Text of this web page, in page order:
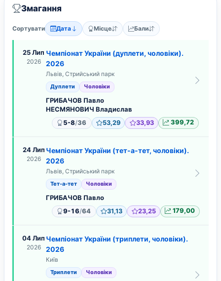
Змагання
Сортувати Дата Місце Бали
25 Лип
2026
Чемпіонат України (дуплети, чоловіки).
2026
Львів, Стрийський парк
Дуплети Чоловіки
ГРИБАЧОВ Павло
НЕСМЯНОВИЧ Владислав
5-8/36 53,29 33,93 399,72
24 Лип
2026
Чемпіонат України (тет-а-тет, чоловіки).
2026
Львів, Стрийський парк
Тет-а-тет Чоловіки
ГРИБАЧОВ Павло
9-16/64 31,13 23,25 179,00
04 Лип
2026
Чемпіонат України (триплети, чоловіки).
2026
Київ
Триплети Чоловіки